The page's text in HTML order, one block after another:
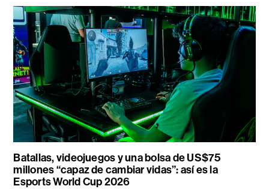
Batallas, videojuegos y una bolsa de US$75
millones “capaz de cambiar vidas”: así es la
Esports World Cup 2026